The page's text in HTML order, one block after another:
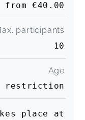
from€40.00
participants
10
Age
restriction
place at